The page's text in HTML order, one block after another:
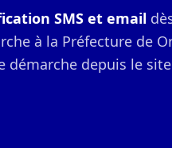
SMS et email
à la Préfecture de
démarche depuis le